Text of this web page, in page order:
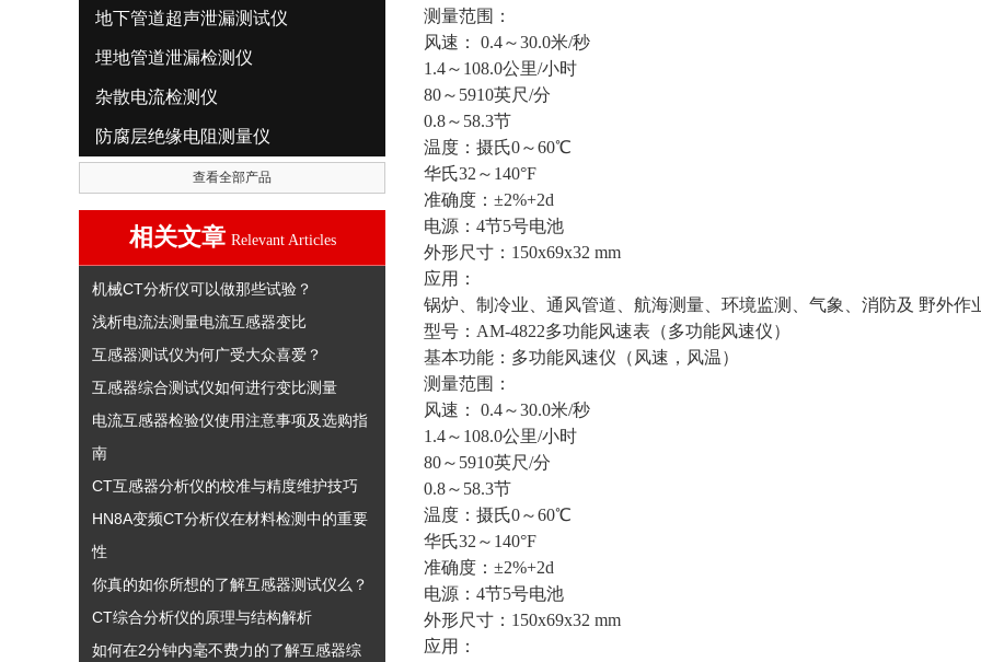
地下管道超声泄漏测试仪
埋地管道泄漏检测仪
杂散电流检测仪
防腐层绝缘电阻测量仪
查看全部产品
相关文章 Relevant Articles
机械CT分析仪可以做那些试验？
浅析电流法测量电流互感器变比
互感器测试仪为何广受大众喜爱？
互感器综合测试仪如何进行变比测量
电流互感器检验仪使用注意事项及选购指
南
CT互感器分析仪的校准与精度维护技巧
HN8A变频CT分析仪在材料检测中的重要
性
你真的如你所想的了解互感器测试仪么？
CT综合分析仪的原理与结构解析
如何在2分钟内毫不费力的了解互感器综
测量范围：
风速： 0.4～30.0米/秒
1.4～108.0公里/小时
80～5910英尺/分
0.8～58.3节
温度：摄氏0～60℃
华氏32～140°F
准确度：±2%+2d
电源：4节5号电池
外形尺寸：150x69x32 mm
应用：
锅炉、制冷业、通风管道、航海测量、环境监测、气象、消防及 野外作
型号： AM-4822多功能风速表（多功能风速仪）
基本功能：多功能风速仪（风速，风温）
测量范围：
风速： 0.4～30.0米/秒
1.4～108.0公里/小时
80～5910英尺/分
0.8～58.3节
温度：摄氏0～60℃
华氏32～140°F
准确度：±2%+2d
电源：4节5号电池
外形尺寸：150x69x32 mm
应用：